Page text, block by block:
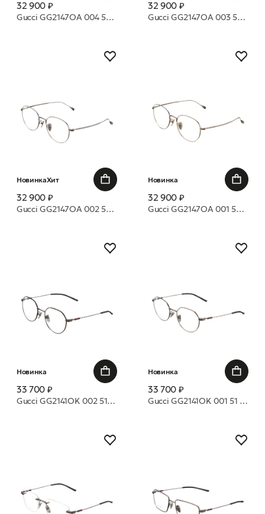
32 900 ₽
Gucci GG2147OA 004 54 оправа
32 900 ₽
Gucci GG2147OA 003 54 оправа
НовинкаХит
32 900 ₽
Gucci GG2147OA 002 54 оправа
Новинка
32 900 ₽
Gucci GG2147OA 001 54 оправа
Новинка
33 700 ₽
Gucci GG2141OK 002 51 оправа
Новинка
33 700 ₽
Gucci GG2141OK 001 51 оправа